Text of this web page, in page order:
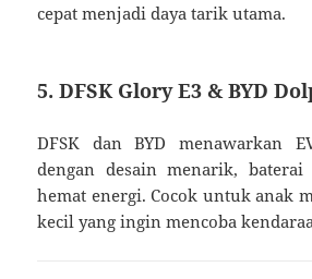
cepat menjadi daya tarik utama.
5. DFSK Glory E3 & BYD
DFSK dan BYD menawarkan
dengan desain menarik,
hemat energi. Cocok untuk anak
kecil yang ingin mencoba